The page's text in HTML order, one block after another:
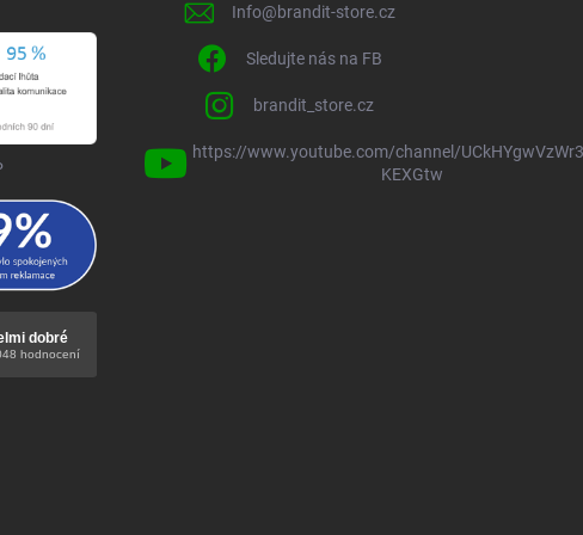
Info@brandit-store.cz
Sledujte nás na FB
brandit_store.cz
https://www.youtube.com/channel/
KEXGtw